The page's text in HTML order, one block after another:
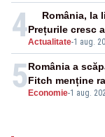
4Actualitate-1 aug.
România, la
Prețurile cresc
5 Economie-1 aug.
România a
Fitch menține